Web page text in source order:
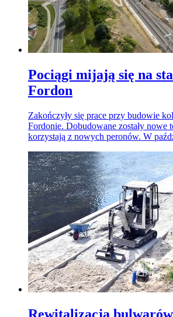
Pociągi mijają się na
Fordon
Zakończyły się prace przy budowie
Fordonie. Dobudowane zostały nowe
korzystają z nowych peronów. W